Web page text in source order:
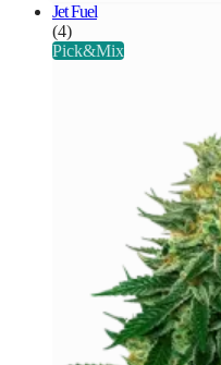
Jet Fuel
(4)
Pick&Mix